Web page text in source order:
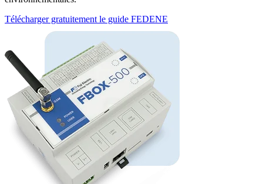
Télécharger gratuitement le guide FEDENE